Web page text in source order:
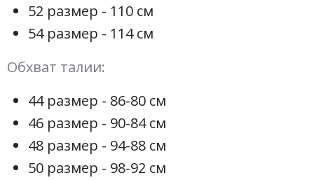
52 размер - 110 см
54 размер - 114 см
Обхват талии:
44 размер - 86-80 см
46 размер - 90-84 см
48 размер - 94-88 см
50 размер - 98-92 см